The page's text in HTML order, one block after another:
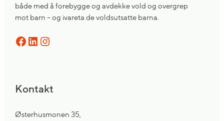
både med å forebygge og avdekke vold og overgrep
mot barn – og ivareta de voldsutsatte barna.
Facebook LinkedIn Instagram
Kontakt
Østerhusmonen 35,